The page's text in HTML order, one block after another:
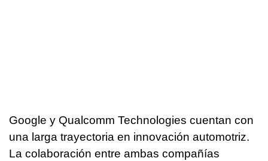
Google y Qualcomm Technologies cuentan con
una larga trayectoria en innovación automotriz.
La colaboración entre ambas compañías